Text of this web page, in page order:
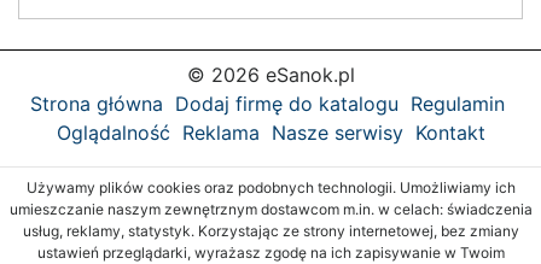
© 2026 eSanok.pl
Strona główna Dodaj firmę do katalogu Regulamin
Oglądalność Reklama Nasze serwisy Kontakt
Używamy plików cookies oraz podobnych technologii. Umożliwiamy ich
umieszczanie naszym zewnętrznym dostawcom m.in. w celach: świadczenia
usług, reklamy, statystyk. Korzystając ze strony internetowej, bez zmiany
ustawień przeglądarki, wyrażasz zgodę na ich zapisywanie w Twoim